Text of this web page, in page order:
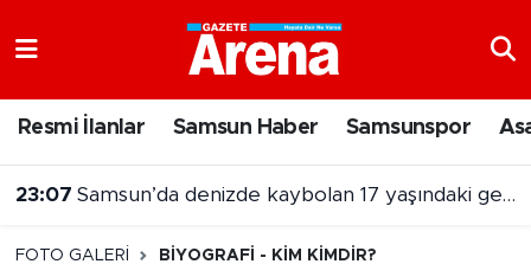
Resmi İlanlar Samsun Haber Samsunspor
22:34 Samsun’da yağış etkili oldu: Yollar suyla kaplandı
FOTO GALERI BIYOGRAFI - KIM KIMDIR?
Samsun Namaz Vakitleri